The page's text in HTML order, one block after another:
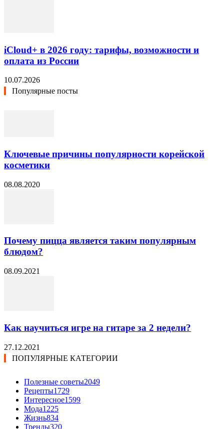
iCloud+ в 2026 году: тарифы, возможности и
оплата из России
10.07.2026
Популярные посты
Ключевые причины популярности корейской
косметики
08.08.2020
Почему пицца является таким популярным
блюдом?
08.09.2021
Как научиться игре на гитаре за 2 недели?
27.12.2021
ПОПУЛЯРНЫЕ КАТЕГОРИИ
Полезные советы2049
Рецепты1729
Интересное1599
Мода1225
Жизнь834
Тренды320